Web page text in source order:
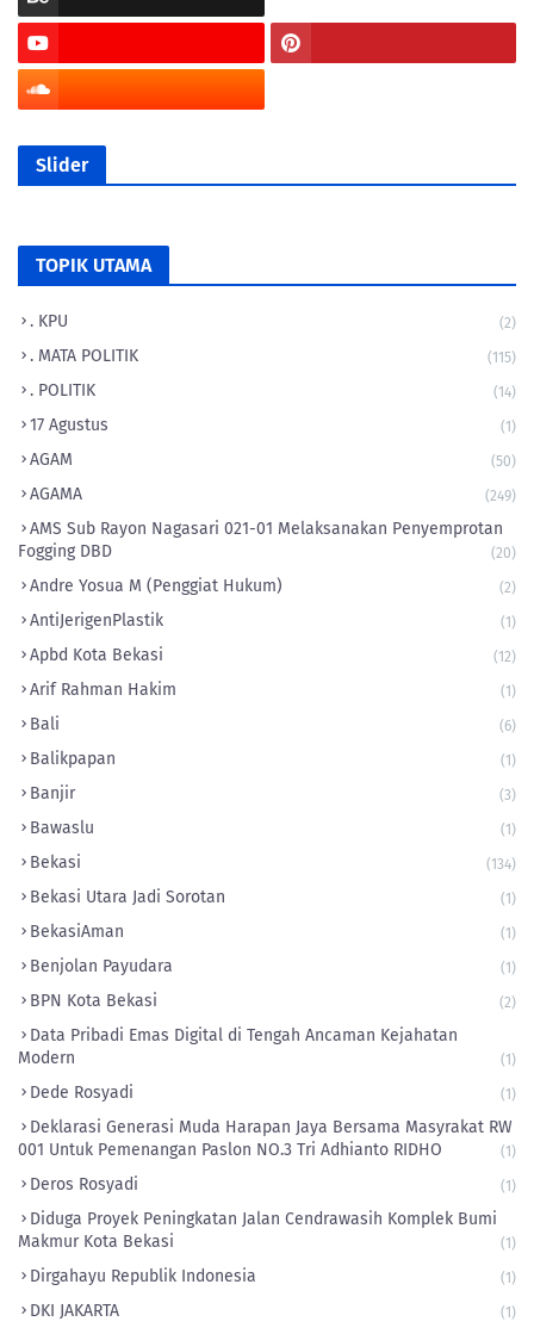
Slider
TOPIK UTAMA
. KPU (2)
. MATA POLITIK (115)
. POLITIK (14)
17 Agustus (1)
AGAM (50)
AGAMA (249)
AMS Sub Rayon Nagasari 021-01 Melaksanakan Penyemprotan
Fogging DBD
(20)
Andre Yosua M (Penggiat Hukum) (2)
AntiJerigenPlastik (1)
Apbd Kota Bekasi (12)
Arif Rahman Hakim (1)
Bali (6)
Balikpapan (1)
Banjir (3)
Bawaslu (1)
Bekasi (134)
Bekasi Utara Jadi Sorotan (1)
BekasiAman (1)
Benjolan Payudara (1)
BPN Kota Bekasi (2)
Data Pribadi Emas Digital di Tengah Ancaman Kejahatan
Modern
(1)
Dede Rosyadi (1)
Deklarasi Generasi Muda Harapan Jaya Bersama Masyrakat RW
001 Untuk Pemenangan Paslon NO.3 Tri Adhianto RIDHO
(1)
Deros Rosyadi (1)
Diduga Proyek Peningkatan Jalan Cendrawasih Komplek Bumi
Makmur Kota Bekasi
(1)
Dirgahayu Republik Indonesia (1)
DKI JAKARTA (1)